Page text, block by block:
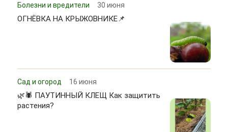
Болезни и вредители 30 июня
ОГНЁВКА НА КРЫЖОВНИКЕ📌
Сад и огород 16 июня
🌿🕷 ПАУТИННЫЙ КЛЕЩ Как защитить
растения?